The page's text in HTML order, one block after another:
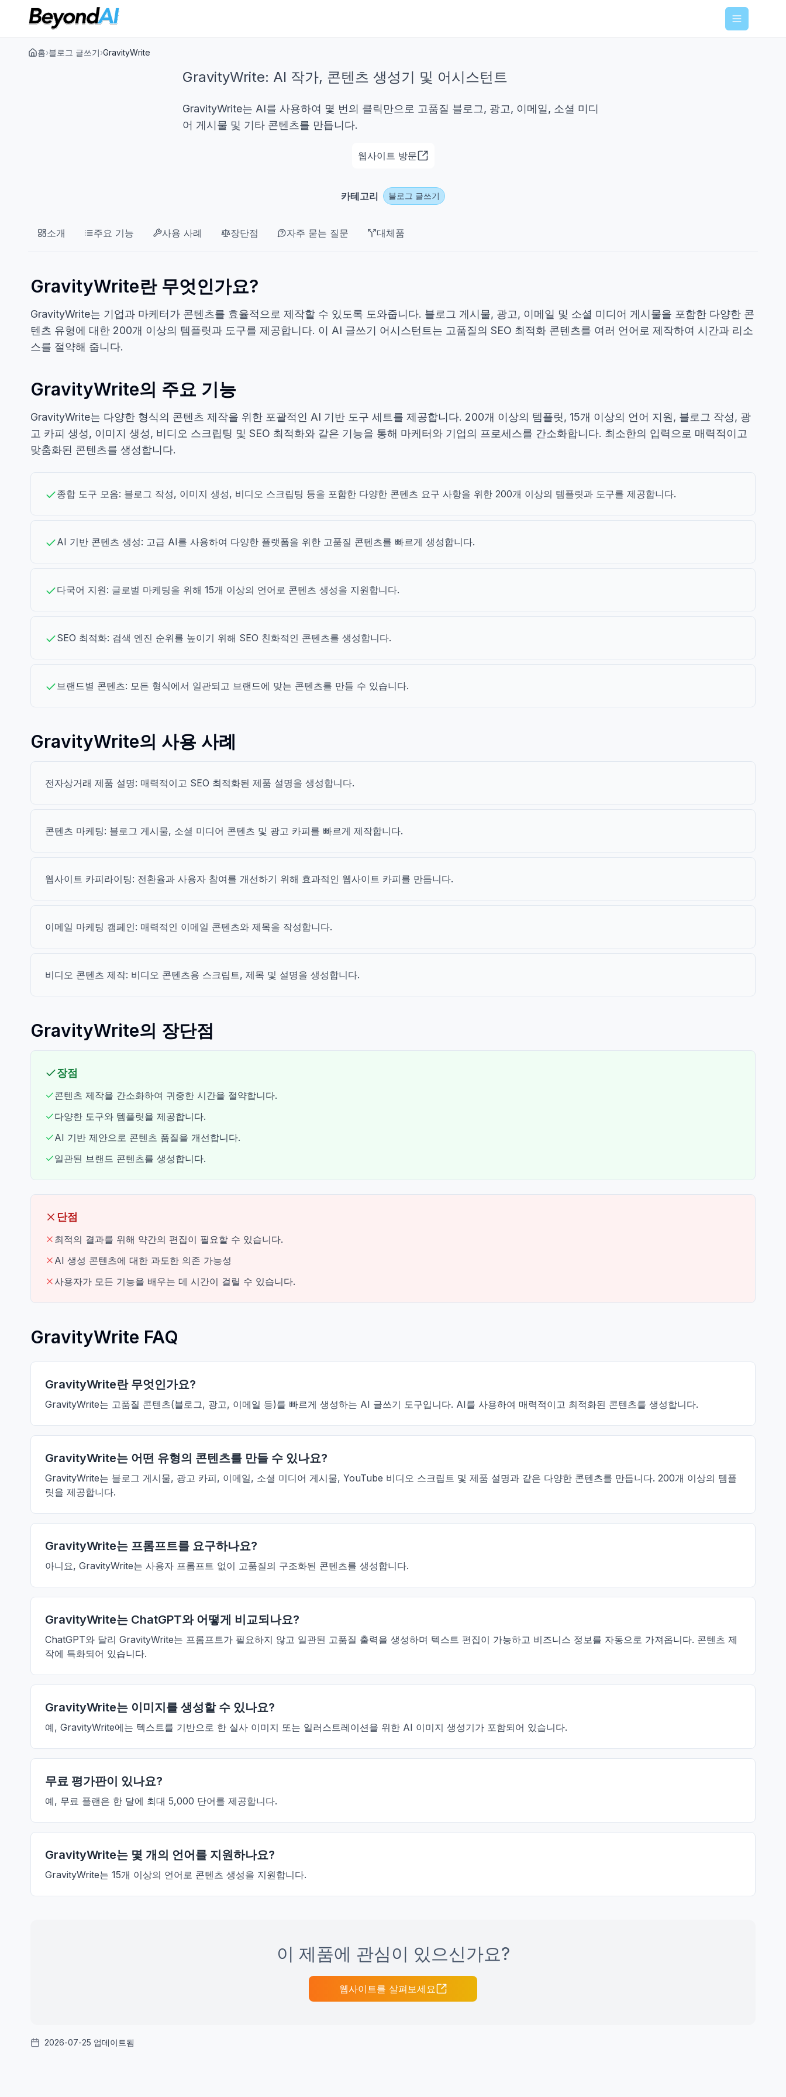
Menu
홈›블로그 글쓰기›GravityWrite
GravityWrite: AI 작가, 콘텐츠 생성기 및 어시스턴트
GravityWrite는 AI를 사용하여 몇 번의 클릭만으로 고품질 블로그, 광고, 이메일, 소셜 미디
어 게시물 및 기타 콘텐츠를 만듭니다.
웹사이트 방문
카테고리 블로그 글쓰기
소개 주요 기능 사용 사례 장단점 자주 묻는 질문 대체품
GravityWrite란 무엇인가요?
GravityWrite는 기업과 마케터가 콘텐츠를 효율적으로 제작할 수 있도록 도와줍니다. 블로그 게시물, 광고, 이메일 및 소셜 미디어 게시물을 포함한 다양한 콘
텐츠 유형에 대한 200개 이상의 템플릿과 도구를 제공합니다. 이 AI 글쓰기 어시스턴트는 고품질의 SEO 최적화 콘텐츠를 여러 언어로 제작하여 시간과 리소
스를 절약해 줍니다.
GravityWrite의 주요 기능
GravityWrite는 다양한 형식의 콘텐츠 제작을 위한 포괄적인 AI 기반 도구 세트를 제공합니다. 200개 이상의 템플릿, 15개 이상의 언어 지원, 블로그 작성, 광
고 카피 생성, 이미지 생성, 비디오 스크립팅 및 SEO 최적화와 같은 기능을 통해 마케터와 기업의 프로세스를 간소화합니다. 최소한의 입력으로 매력적이고
맞춤화된 콘텐츠를 생성합니다.
종합 도구 모음: 블로그 작성, 이미지 생성, 비디오 스크립팅 등을 포함한 다양한 콘텐츠 요구 사항을 위한 200개 이상의 템플릿과 도구를 제공합니다.
AI 기반 콘텐츠 생성: 고급 AI를 사용하여 다양한 플랫폼을 위한 고품질 콘텐츠를 빠르게 생성합니다.
다국어 지원: 글로벌 마케팅을 위해 15개 이상의 언어로 콘텐츠 생성을 지원합니다.
SEO 최적화: 검색 엔진 순위를 높이기 위해 SEO 친화적인 콘텐츠를 생성합니다.
브랜드별 콘텐츠: 모든 형식에서 일관되고 브랜드에 맞는 콘텐츠를 만들 수 있습니다.
GravityWrite의 사용 사례
전자상거래 제품 설명: 매력적이고 SEO 최적화된 제품 설명을 생성합니다.
콘텐츠 마케팅: 블로그 게시물, 소셜 미디어 콘텐츠 및 광고 카피를 빠르게 제작합니다.
웹사이트 카피라이팅: 전환율과 사용자 참여를 개선하기 위해 효과적인 웹사이트 카피를 만듭니다.
이메일 마케팅 캠페인: 매력적인 이메일 콘텐츠와 제목을 작성합니다.
비디오 콘텐츠 제작: 비디오 콘텐츠용 스크립트, 제목 및 설명을 생성합니다.
GravityWrite의 장단점
장점
콘텐츠 제작을 간소화하여 귀중한 시간을 절약합니다.
다양한 도구와 템플릿을 제공합니다.
AI 기반 제안으로 콘텐츠 품질을 개선합니다.
일관된 브랜드 콘텐츠를 생성합니다.
단점
최적의 결과를 위해 약간의 편집이 필요할 수 있습니다.
AI 생성 콘텐츠에 대한 과도한 의존 가능성
사용자가 모든 기능을 배우는 데 시간이 걸릴 수 있습니다.
GravityWrite FAQ
GravityWrite란 무엇인가요?
GravityWrite는 고품질 콘텐츠(블로그, 광고, 이메일 등)를 빠르게 생성하는 AI 글쓰기 도구입니다. AI를 사용하여 매력적이고 최적화된 콘텐츠를 생성합니다.
GravityWrite는 어떤 유형의 콘텐츠를 만들 수 있나요?
GravityWrite는 블로그 게시물, 광고 카피, 이메일, 소셜 미디어 게시물, YouTube 비디오 스크립트 및 제품 설명과 같은 다양한 콘텐츠를 만듭니다. 200개 이상의 템플
릿을 제공합니다.
GravityWrite는 프롬프트를 요구하나요?
아니요, GravityWrite는 사용자 프롬프트 없이 고품질의 구조화된 콘텐츠를 생성합니다.
GravityWrite는 ChatGPT와 어떻게 비교되나요?
ChatGPT와 달리 GravityWrite는 프롬프트가 필요하지 않고 일관된 고품질 출력을 생성하며 텍스트 편집이 가능하고 비즈니스 정보를 자동으로 가져옵니다. 콘텐츠 제
작에 특화되어 있습니다.
GravityWrite는 이미지를 생성할 수 있나요?
예, GravityWrite에는 텍스트를 기반으로 한 실사 이미지 또는 일러스트레이션을 위한 AI 이미지 생성기가 포함되어 있습니다.
무료 평가판이 있나요?
예, 무료 플랜은 한 달에 최대 5,000 단어를 제공합니다.
GravityWrite는 몇 개의 언어를 지원하나요?
GravityWrite는 15개 이상의 언어로 콘텐츠 생성을 지원합니다.
이 제품에 관심이 있으신가요?
웹사이트를 살펴보세요
2026-07-25 업데이트됨